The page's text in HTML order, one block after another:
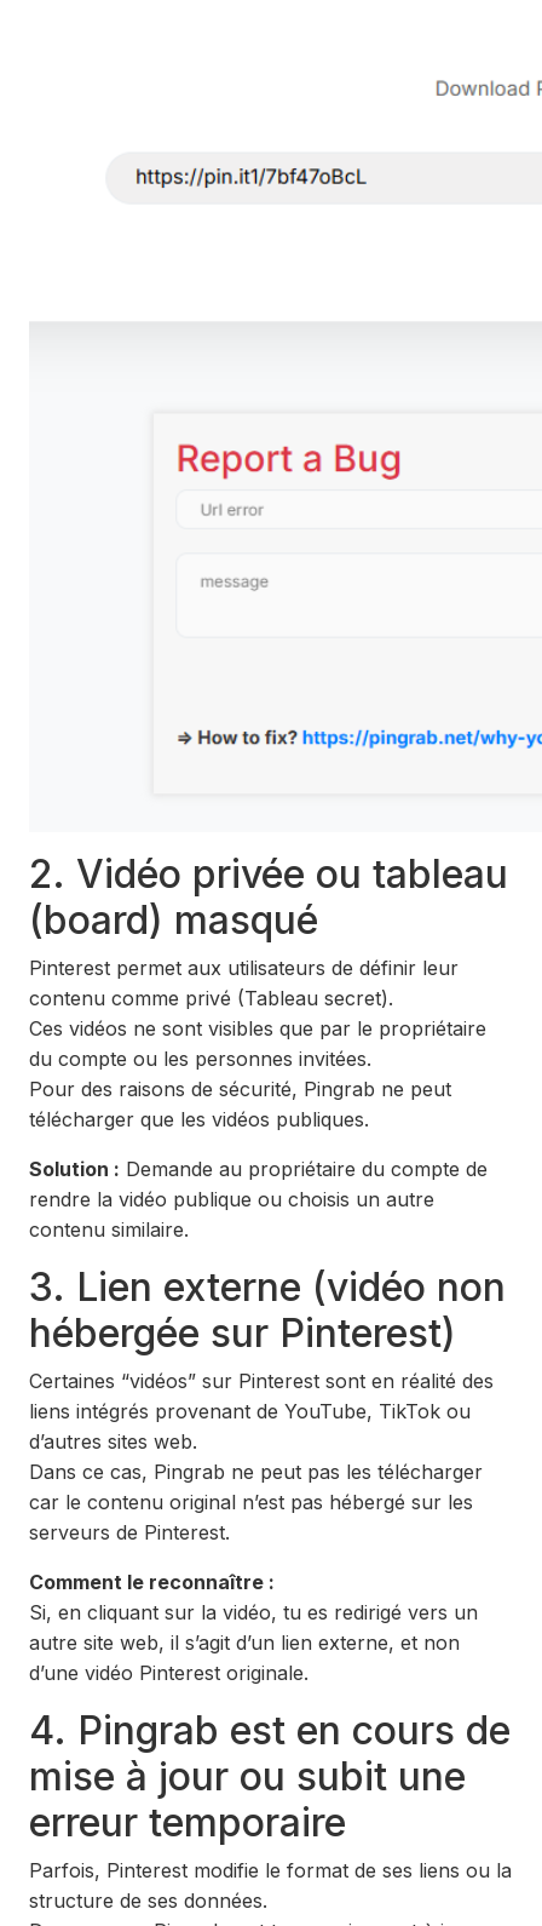
2. Vidéo privée ou tableau
(board) masqué
Pinterest permet aux utilisateurs de définir leur
contenu comme privé (Tableau secret).
Ces vidéos ne sont visibles que par le propriétaire
du compte ou les personnes invitées.
Pour des raisons de sécurité, Pingrab ne peut
télécharger que les vidéos publiques.
Solution : Demande au propriétaire du compte de
rendre la vidéo publique ou choisis un autre
contenu similaire.
3. Lien externe (vidéo non
hébergée sur Pinterest)
Certaines “vidéos” sur Pinterest sont en réalité des
liens intégrés provenant de YouTube, TikTok ou
d’autres sites web.
Dans ce cas, Pingrab ne peut pas les télécharger
car le contenu original n’est pas hébergé sur les
serveurs de Pinterest.
Comment le reconnaître :
Si, en cliquant sur la vidéo, tu es redirigé vers un
autre site web, il s’agit d’un lien externe, et non
d’une vidéo Pinterest originale.
4. Pingrab est en cours de
mise à jour ou subit une
erreur temporaire
Parfois, Pinterest modifie le format de ses liens ou la
structure de ses données.